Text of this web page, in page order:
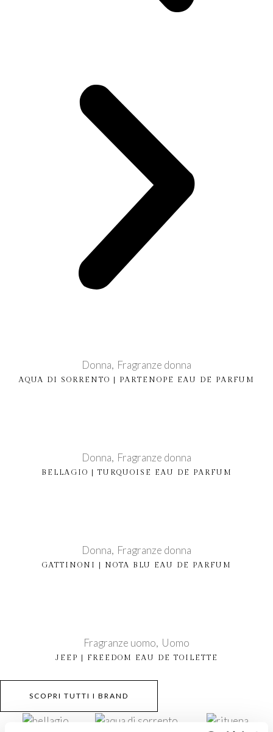
Donna Fragranze donna
AQUA DI SORRENTO | PARTENOPE EAU DE PARFUM
Donna Fragranze donna
BELLAGIO | TURQUOISE EAU DE PARFUM
Donna Fragranze donna
GATTINONI | NOTA BLU EAU DE PARFUM
Fragranze uomo Uomo
JEEP | FREEDOM EAU DE TOILETTE
SCOPRI TUTTI I BRAND